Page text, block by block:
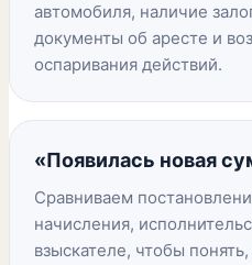
автомобиля, наличие
документы об аресте и
оспаривания действий.
«Появилась новая
Сравниваем
начисления,
взыскателе, чтобы